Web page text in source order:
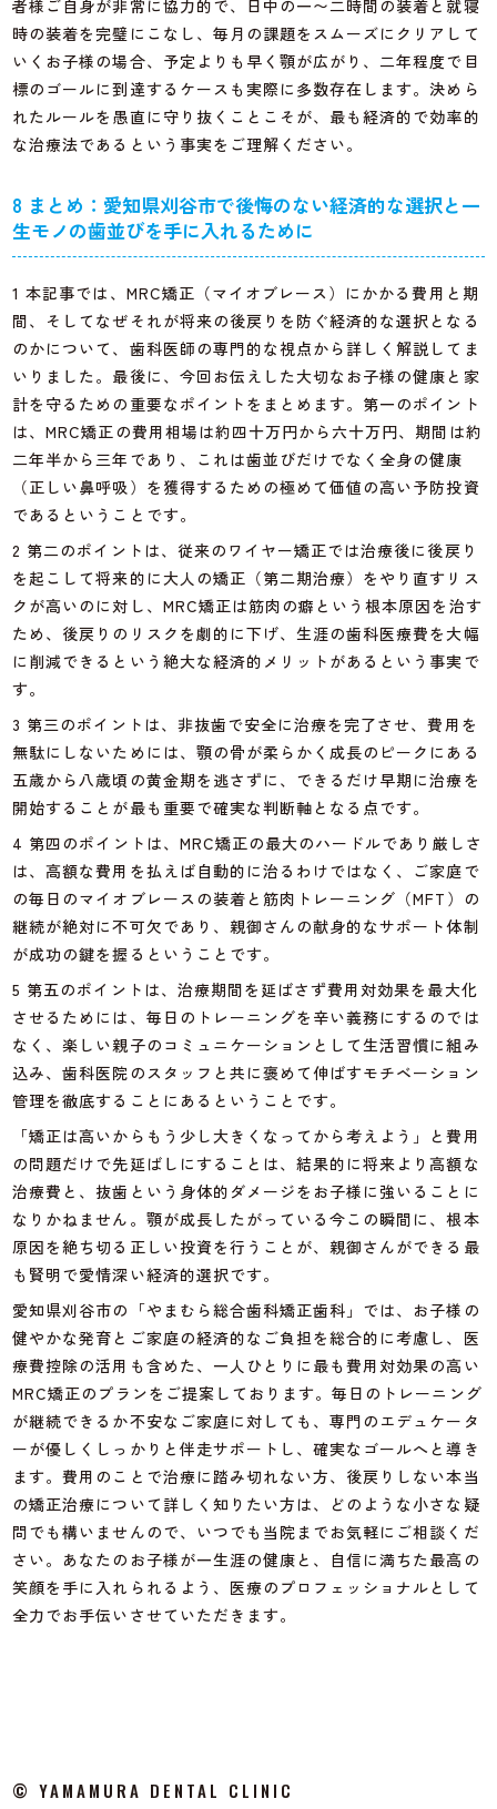
者様ご自身が非常に協力的で、日中の一〜二時間の装着と就寝
時の装着を完璧にこなし、毎月の課題をスムーズにクリアして
いくお子様の場合、予定よりも早く顎が広がり、二年程度で目
標のゴールに到達するケースも実際に多数存在します。決めら
れたルールを愚直に守り抜くことこそが、最も経済的で効率的
な治療法であるという事実をご理解ください。
8 まとめ：愛知県刈谷市で後悔のない経済的な選択と一
生モノの歯並びを手に入れるために
1 本記事では、MRC矯正（マイオブレース）にかかる費用と期
間、そしてなぜそれが将来の後戻りを防ぐ経済的な選択となる
のかについて、歯科医師の専門的な視点から詳しく解説してま
いりました。最後に、今回お伝えした大切なお子様の健康と家
計を守るための重要なポイントをまとめます。第一のポイント
は、MRC矯正の費用相場は約四十万円から六十万円、期間は約
二年半から三年であり、これは歯並びだけでなく全身の健康
（正しい鼻呼吸）を獲得するための極めて価値の高い予防投資
であるということです。
2 第二のポイントは、従来のワイヤー矯正では治療後に後戻り
を起こして将来的に大人の矯正（第二期治療）をやり直すリス
クが高いのに対し、MRC矯正は筋肉の癖という根本原因を治す
ため、後戻りのリスクを劇的に下げ、生涯の歯科医療費を大幅
に削減できるという絶大な経済的メリットがあるという事実で
す。
3 第三のポイントは、非抜歯で安全に治療を完了させ、費用を
無駄にしないためには、顎の骨が柔らかく成長のピークにある
五歳から八歳頃の黄金期を逃さずに、できるだけ早期に治療を
開始することが最も重要で確実な判断軸となる点です。
4 第四のポイントは、MRC矯正の最大のハードルであり厳しさ
は、高額な費用を払えば自動的に治るわけではなく、ご家庭で
の毎日のマイオブレースの装着と筋肉トレーニング（MFT）の
継続が絶対に不可欠であり、親御さんの献身的なサポート体制
が成功の鍵を握るということです。
5 第五のポイントは、治療期間を延ばさず費用対効果を最大化
させるためには、毎日のトレーニングを辛い義務にするのでは
なく、楽しい親子のコミュニケーションとして生活習慣に組み
込み、歯科医院のスタッフと共に褒めて伸ばすモチベーション
管理を徹底することにあるということです。
「矯正は高いからもう少し大きくなってから考えよう」と費用
の問題だけで先延ばしにすることは、結果的に将来より高額な
治療費と、抜歯という身体的ダメージをお子様に強いることに
なりかねません。顎が成長したがっている今この瞬間に、根本
原因を絶ち切る正しい投資を行うことが、親御さんができる最
も賢明で愛情深い経済的選択です。
愛知県刈谷市の「やまむら総合歯科矯正歯科」では、お子様の
健やかな発育とご家庭の経済的なご負担を総合的に考慮し、医
療費控除の活用も含めた、一人ひとりに最も費用対効果の高い
MRC矯正のプランをご提案しております。毎日のトレーニング
が継続できるか不安なご家庭に対しても、専門のエデュケータ
ーが優しくしっかりと伴走サポートし、確実なゴールへと導き
ます。費用のことで治療に踏み切れない方、後戻りしない本当
の矯正治療について詳しく知りたい方は、どのような小さな疑
問でも構いませんので、いつでも当院までお気軽にご相談くだ
さい。あなたのお子様が一生涯の健康と、自信に満ちた最高の
笑顔を手に入れられるよう、医療のプロフェッショナルとして
全力でお手伝いさせていただきます。
© YAMAMURA DENTAL CLINIC